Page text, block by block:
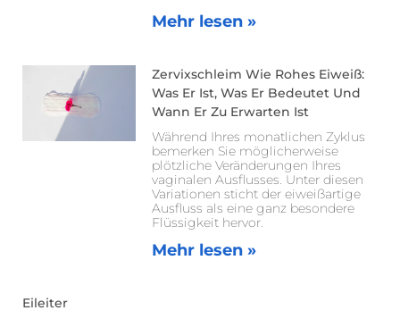
Mehr lesen »
Zervixschleim Wie Rohes Eiweiß:
Was Er Ist, Was Er Bedeutet Und
Wann Er Zu Erwarten Ist
Während Ihres monatlichen Zyklus
bemerken Sie möglicherweise
plötzliche Veränderungen Ihres
vaginalen Ausflusses. Unter diesen
Variationen sticht der eiweißartige
Ausfluss als eine ganz besondere
Flüssigkeit hervor.
Mehr lesen »
Eileiter